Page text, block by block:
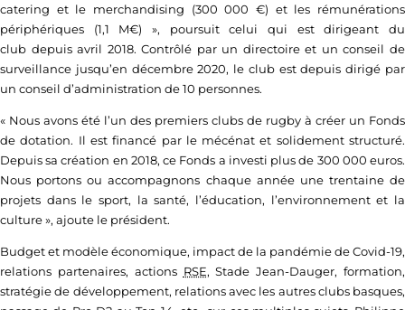
catering et le merchandising (300 000 €) et les rémunérations
périphériques (1,1 M€) », poursuit celui qui est dirigeant du
club depuis avril 2018. Contrôlé par un directoire et un conseil de
surveillance jusqu’en décembre 2020, le club est depuis dirigé par
un conseil d’administration de 10 personnes.
« Nous avons été l’un des premiers clubs de rugby à créer un Fonds
de dotation. Il est financé par le mécénat et solidement structuré.
Depuis sa création en 2018, ce Fonds a investi plus de 300 000 euros.
Nous portons ou accompagnons chaque année une trentaine de
projets dans le sport, la santé, l’éducation, l’environnement et la
culture », ajoute le président.
Budget et modèle économique, impact de la pandémie de Covid-19,
relations partenaires, actions RSE, Stade Jean-Dauger, formation,
stratégie de développement, relations avec les autres clubs basques,